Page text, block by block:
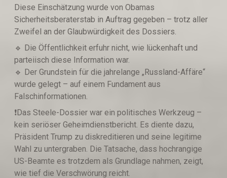
Diese Einschätzung wurde von Obamas
Sicherheitsberaterstab in Auftrag gegeben – trotz aller
Zweifel an der Glaubwürdigkeit des Dossiers.
🔹️ Die Öffentlichkeit erfuhr nicht, wie lückenhaft und
parteiisch diese Information war.
🔹️ Der Grundstein für die jahrelange „Russland-Affäre“
wurde gelegt – auf einem Fundament aus
Falschinformationen.
❗️Das Steele-Dossier war ein politisches Werkzeug –
kein seriöser Geheimdienstbericht. Es diente dazu,
Präsident Trump zu diskreditieren und seine legitime
Wahl zu untergraben. Die Tatsache, dass hochrangige
US-Beamte es trotzdem als Grundlage nahmen, zeigt,
wie tief die Verschwörung reicht.